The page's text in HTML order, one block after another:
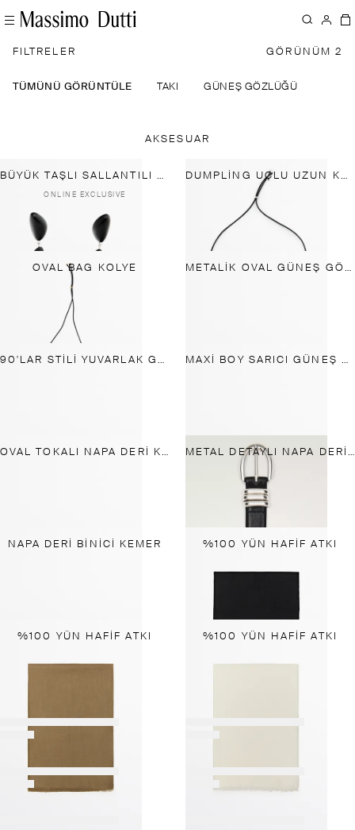
FILTRELER GÖRÜNÜM 2
TÜMÜNÜ GÖRÜNTÜLE TAKI GÜNEŞ GÖZLÜĞÜ
AKSESUAR
BÜYÜK TAŞLI SALLANTILI KÜPE
ONLINE EXCLUSIVE
DUMPLING UÇLU UZUN KOLYE
OVAL BAG KOLYE METALIK OVAL GÜNEŞ GÖZLÜĞÜ
90'LAR STILI YUVARLAK GÜNEŞ GÖZLÜĞÜ MAXI BOY SARICI GÜNEŞ GÖZLÜĞÜ
OVAL TOKALI NAPA DERI KEMER METAL DETAYLI NAPA DERI KEMER
NAPA DERI BINICI KEMER %100 YÜN HAFIF ATKI
%100 YÜN HAFIF ATKI %100 YÜN HAFIF ATKI